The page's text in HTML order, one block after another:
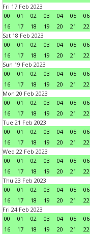
Fri 17 Feb 2023
00
01 02 03 04 05 06
16
17 18 19 20 21 22
Sat 18 Feb 2023
00
01 02 03 04 05 06
16
17 18 19 20 21 22
Sun 19 Feb 2023
00
01 02 03 04 05 06
16
17 18 19 20 21 22
Mon 20 Feb 2023
00
01 02 03 04 05 06
16
17 18 19 20 21 22
Tue 21 Feb 2023
00
01 02 03 04 05 06
16
17 18 19 20 21 22
Wed 22 Feb 2023
00
01 02 03 04 05 06
16
17 18 19 20 21 22
Thu 23 Feb 2023
00
01 02 03 04 05 06
16
17 18 19 20 21 22
Fri 24 Feb 2023
00
01 02 03 04 05 06
16
17 18 19 20 21 22